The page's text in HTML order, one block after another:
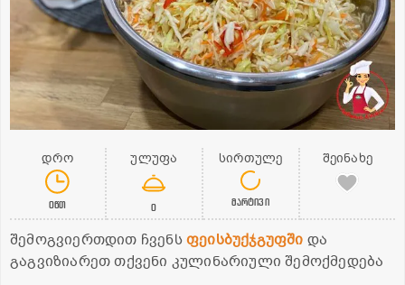
დრო
0წთ
ულუფა
0
სირთულე
მარტივი
შეინახე
შემოგვიერთდით ჩვენსფეისბუქჯგუფში და
გაგვიზიარეთ თქვენი კულინარიული შემოქმედება